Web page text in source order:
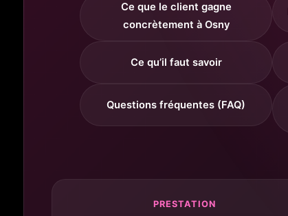
Ce que le client gagne
concrètement à Osny
Ce qu’il faut savoir
Questions fréquentes (FAQ)
PRESTATION